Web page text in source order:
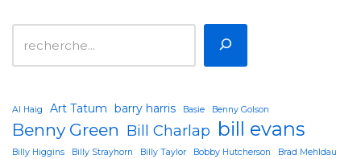
Al Haig Art Tatum barry harris Basie Benny Golson
Benny Green Bill Charlap bill evans
Billy Higgins Billy Strayhorn Billy Taylor Bobby Hutcherson Brad Mehldau